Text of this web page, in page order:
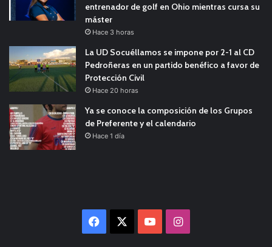
entrenador de golf en Ohio mientras cursa su
máster
Hace 3 horas
La UD Socuéllamos se impone por 2-1 al CD
Pedroñeras en un partido benéfico a favor de
Protección Civil
Hace 20 horas
Ya se conoce la composición de los Grupos
de Preferente y el calendario
Hace 1 día
Facebook YouTubeInstagram